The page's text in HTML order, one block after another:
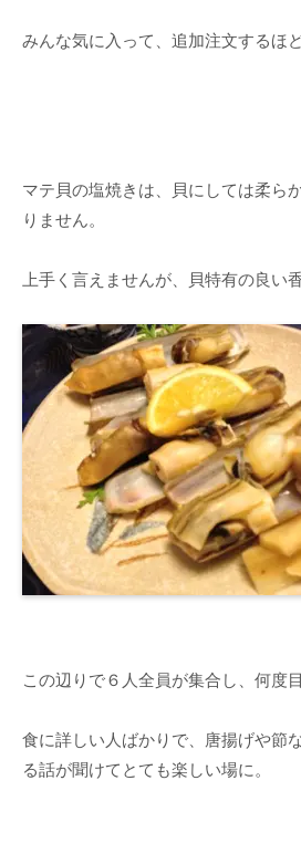
みんな気に入って、追加注文するほど
マテ貝の塩焼きは、貝にしては柔ら
りません。
上手く言えませんが、貝特有の良い
この辺りで６人全員が集合し、何度
食に詳しい人ばかりで、唐揚げや節
る話が聞けてとても楽しい場に。